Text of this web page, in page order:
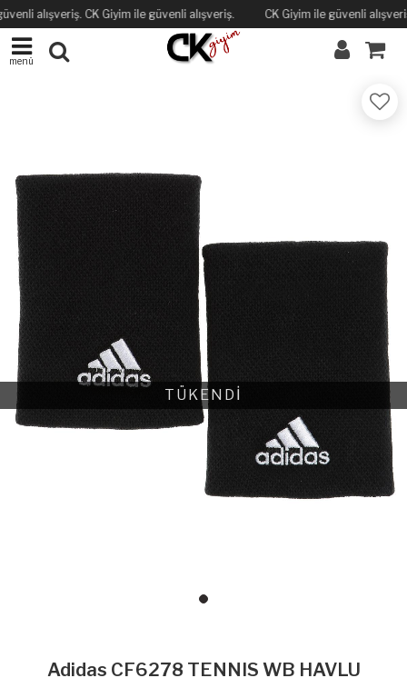
alışveriş. CK Giyim ile güvenli alışveriş. CK Giyim ile güvenli
menü
TÜKENDİ
Adidas CF6278 TENNIS WB HAVLU